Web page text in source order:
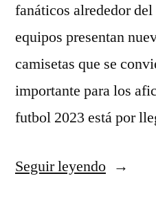
fanáticos alrededor
equipos presentan
camisetas que se
importante para los
futbol 2023 está por
Seguir leyendo